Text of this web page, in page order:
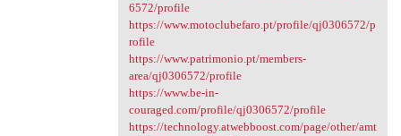
6572/profile
https://www.motoclubefaro.pt/profile/qj0306572/p
rofile
https://www.patrimonio.pt/members-
area/qj0306572/profile
https://www.be-in-
couraged.com/profile/qj0306572/profile
https://technology.atwebboost.com/page/other/amt